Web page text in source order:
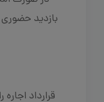
بازدید
قرارداد